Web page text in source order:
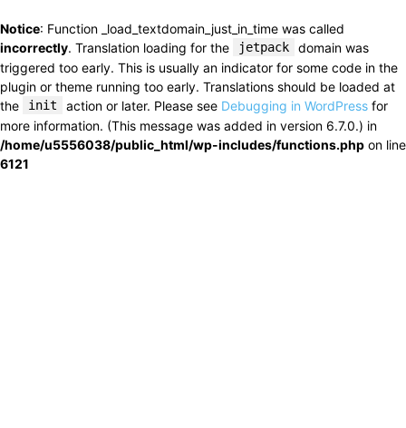
Notice: Function _load_textdomain_just_in_time was called
incorrectly. Translation loading for the jetpack
domain was
triggered too early. This is usually an indicator for some code in the
plugin or theme running too early. Translations should be loaded at
the
init action or later. Please see Debugging in WordPress for
more information. (This message was added in version 6.7.0.) in
/home/u5556038/public_html/wp-includes/functions.php on line
6121